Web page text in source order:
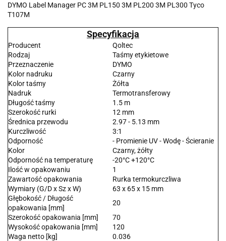
DYMO Label Manager PC 3M PL150 3M PL200 3M PL300 Tyco
T107M
Specyfikacja
Producent
Qoltec
Rodzaj
Taśmy etykietowe
Przeznaczenie
DYMO
Kolor nadruku
Czarny
Kolor taśmy
Żółta
Nadruk
Termotransferowy
Długość taśmy
1.5 m
Szerokość rurki
12 mm
Średnica przewodu
2.97 - 5.13 mm
Kurczliwość
3:1
Odporność
- Promienie UV - Wodę - Ścieranie
Kolor
Czarny, żółty
Odporność na temperaturę
-20°C +120°C
Ilość w opakowaniu
1
Zawartość opakowania
Rurka termokurczliwa
Wymiary (G/D x Sz x W)
63 x 65 x 15 mm
Głębokość / Długość
opakowania [mm]
20
Szerokość opakowania [mm]
70
Wysokość opakowania [mm]
120
Waga netto [kg]
0.036